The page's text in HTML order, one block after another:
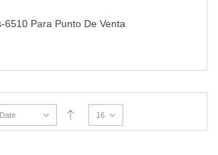
6510 Para Punto De Venta
16